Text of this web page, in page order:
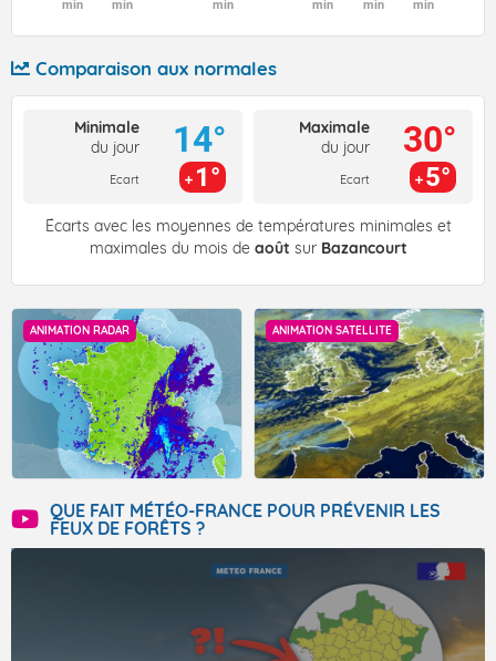
min
min
min
min
min
min
Comparaison aux normales
Minimale
du jour
Ecart
14°
1°
Maximale
du jour
Ecart
30°
5°
Écarts avec les moyennes de températures minimales et
maximales du mois de août sur Bazancourt
ANIMATION RADAR ANIMATION SATELLITE
QUE FAIT MÉTÉO-FRANCE POUR PRÉVENIR LES
FEUX DE FORÊTS ?